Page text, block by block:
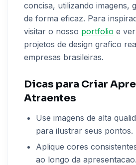
concisa, utilizando imagens,
de forma eficaz. Para
visitar o nosso portfolio e
projetos de design grafico
empresas brasileiras.
Dicas para Criar
Atraentes
Use imagens de alta
para ilustrar seus pontos.
Aplique cores
ao longo da apresentacao.